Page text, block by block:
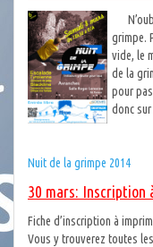
grimpe.
vide, le
de la
pour
donc sur
Nuit de la grimpe 2014
30 mars: Inscription
Fiche d’inscription à
Vous y trouverez toutes